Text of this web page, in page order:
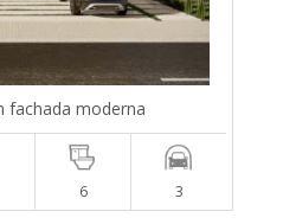
fachada moderna
6 3